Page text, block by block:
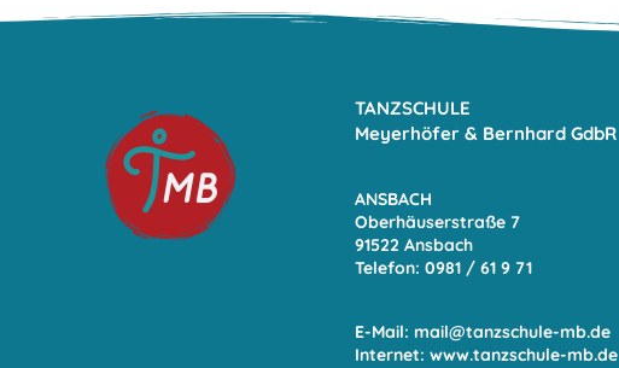
TANZSCHULE
Meyerhöfer & Bernhard GdbR
ANSBACH
Oberhäuserstraße 7
91522 Ansbach
Telefon: 0981 / 61 9 71
E-Mail: mail@tanzschule-mb.de
Internet: www.tanzschule-mb.de